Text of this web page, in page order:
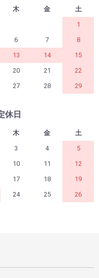
木 金
土
1
6 7
8
13 14
15
20 21
22
27 28
29
休日
木 金
土
3 4
5
10 11
12
17 18
19
24 25
26